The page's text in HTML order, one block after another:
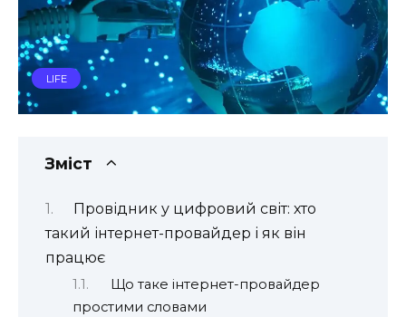
LIFE
Зміст
Провідник у цифровий світ: хто
такий інтернет-провайдер і як він
працює
Що таке інтернет-провайдер
простими словами